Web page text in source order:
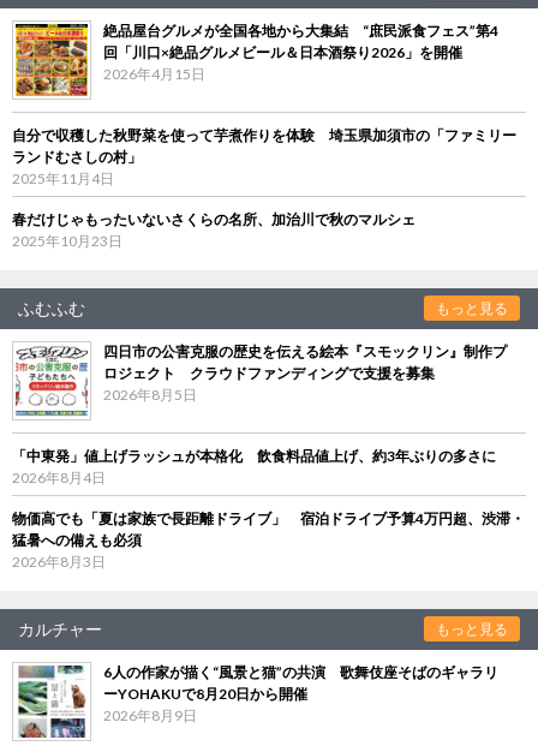
絶品屋台グルメが全国各地から大集結 “庶民派食フェス”第4
回「川口×絶品グルメビール＆日本酒祭り2026」を開催
2026年4月15日
自分で収穫した秋野菜を使って芋煮作りを体験 埼玉県加須市の「ファミリー
ランドむさしの村」
2025年11月4日
春だけじゃもったいないさくらの名所、加治川で秋のマルシェ
2025年10月23日
ふむふむ もっと見る
四日市の公害克服の歴史を伝える絵本『スモックリン』制作プ
ロジェクト クラウドファンディングで支援を募集
2026年8月5日
「中東発」値上げラッシュが本格化 飲食料品値上げ、約3年ぶりの多さに
2026年8月4日
物価高でも「夏は家族で長距離ドライブ」 宿泊ドライブ予算4万円超、渋滞・
猛暑への備えも必須
2026年8月3日
カルチャー もっと見る
6人の作家が描く“風景と猫”の共演 歌舞伎座そばのギャラリ
ーYOHAKUで8月20日から開催
2026年8月9日